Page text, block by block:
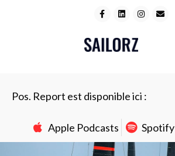
Pos. Report est disponible ici :
Apple Podcasts Spotify